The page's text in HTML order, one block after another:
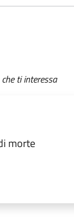
ti interessa
morte